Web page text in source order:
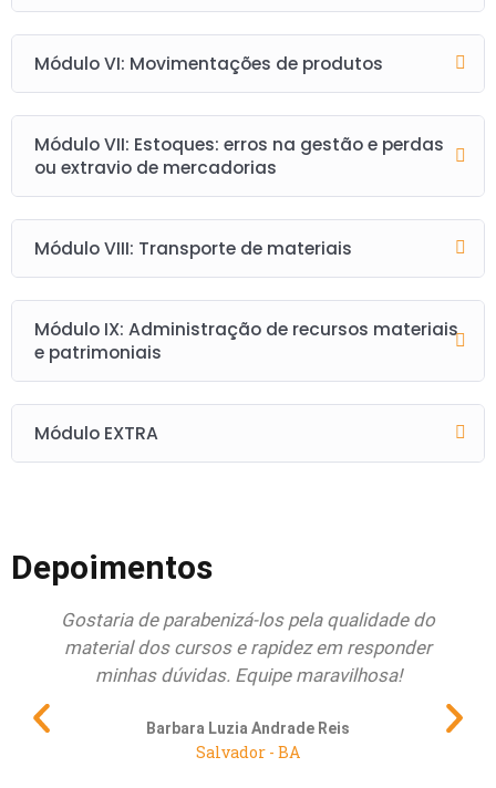
Módulo VI: Movimentações de produtos
Módulo VII: Estoques: erros na gestão e perdas
ou extravio de mercadorias
Módulo VIII: Transporte de materiais
Módulo IX: Administração de recursos materiais
e patrimoniais
Módulo EXTRA
Depoimentos
Gostaria de parabenizá-los pela qualidade do
material dos cursos e rapidez em responder
minhas dúvidas. Equipe maravilhosa!
Barbara Luzia Andrade Reis
Salvador - BA